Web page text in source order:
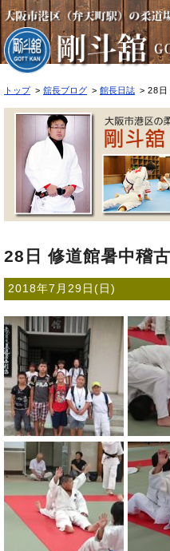
28日 修道館暑中稽古
トップ 舘長ブログ 館長日誌 28日
28日 修道館暑中稽古
2018年7月29日(日)